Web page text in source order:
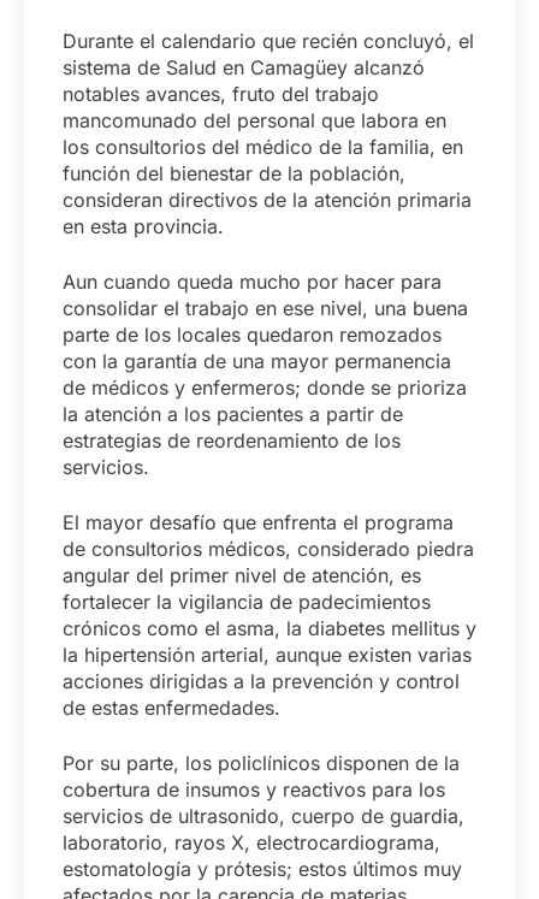
Durante el calendario que recién concluyó, el
sistema de Salud en Camagüey alcanzó
notables avances, fruto del trabajo
mancomunado del personal que labora en
los consultorios del médico de la familia, en
función del bienestar de la población,
consideran directivos de la atención primaria
en esta provincia.
Aun cuando queda mucho por hacer para
consolidar el trabajo en ese nivel, una buena
parte de los locales quedaron remozados
con la garantía de una mayor permanencia
de médicos y enfermeros; donde se prioriza
la atención a los pacientes a partir de
estrategias de reordenamiento de los
servicios.
El mayor desafío que enfrenta el programa
de consultorios médicos, considerado piedra
angular del primer nivel de atención, es
fortalecer la vigilancia de padecimientos
crónicos como el asma, la diabetes mellitus y
la hipertensión arterial, aunque existen varias
acciones dirigidas a la prevención y control
de estas enfermedades.
Por su parte, los policlínicos disponen de la
cobertura de insumos y reactivos para los
servicios de ultrasonido, cuerpo de guardia,
laboratorio, rayos X, electrocardiograma,
estomatología y prótesis; estos últimos muy